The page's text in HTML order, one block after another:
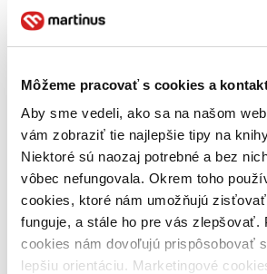
Môžeme pracovať s cookies a
Aby sme vedeli, ako sa na našom
vám zobraziť tie najlepšie tipy na
Niektoré sú naozaj potrebné a bez
vôbec nefungovala. Okrem toho
cookies, ktoré nám umožňujú
funguje, a stále ho pre vás zlepšovať.
cookies nám dovoľujú prispôsobovať
lepšiu orientáciu. Marketingové
vzdělání a zdravý selský rozum, je tahle
Přesvědčí vás, že nic takového vlastně
která se politickou propagandou a
Knihabrožovaná väzba
15,60 €
Na sklade 3 ks
Túto knihu máme síce aktuálne na
posledné kusy. Ak ju chcete mať
Dodanie ďalších môže trvať dlhšie,
Pridať do zoznamu
Vložiť do košíka